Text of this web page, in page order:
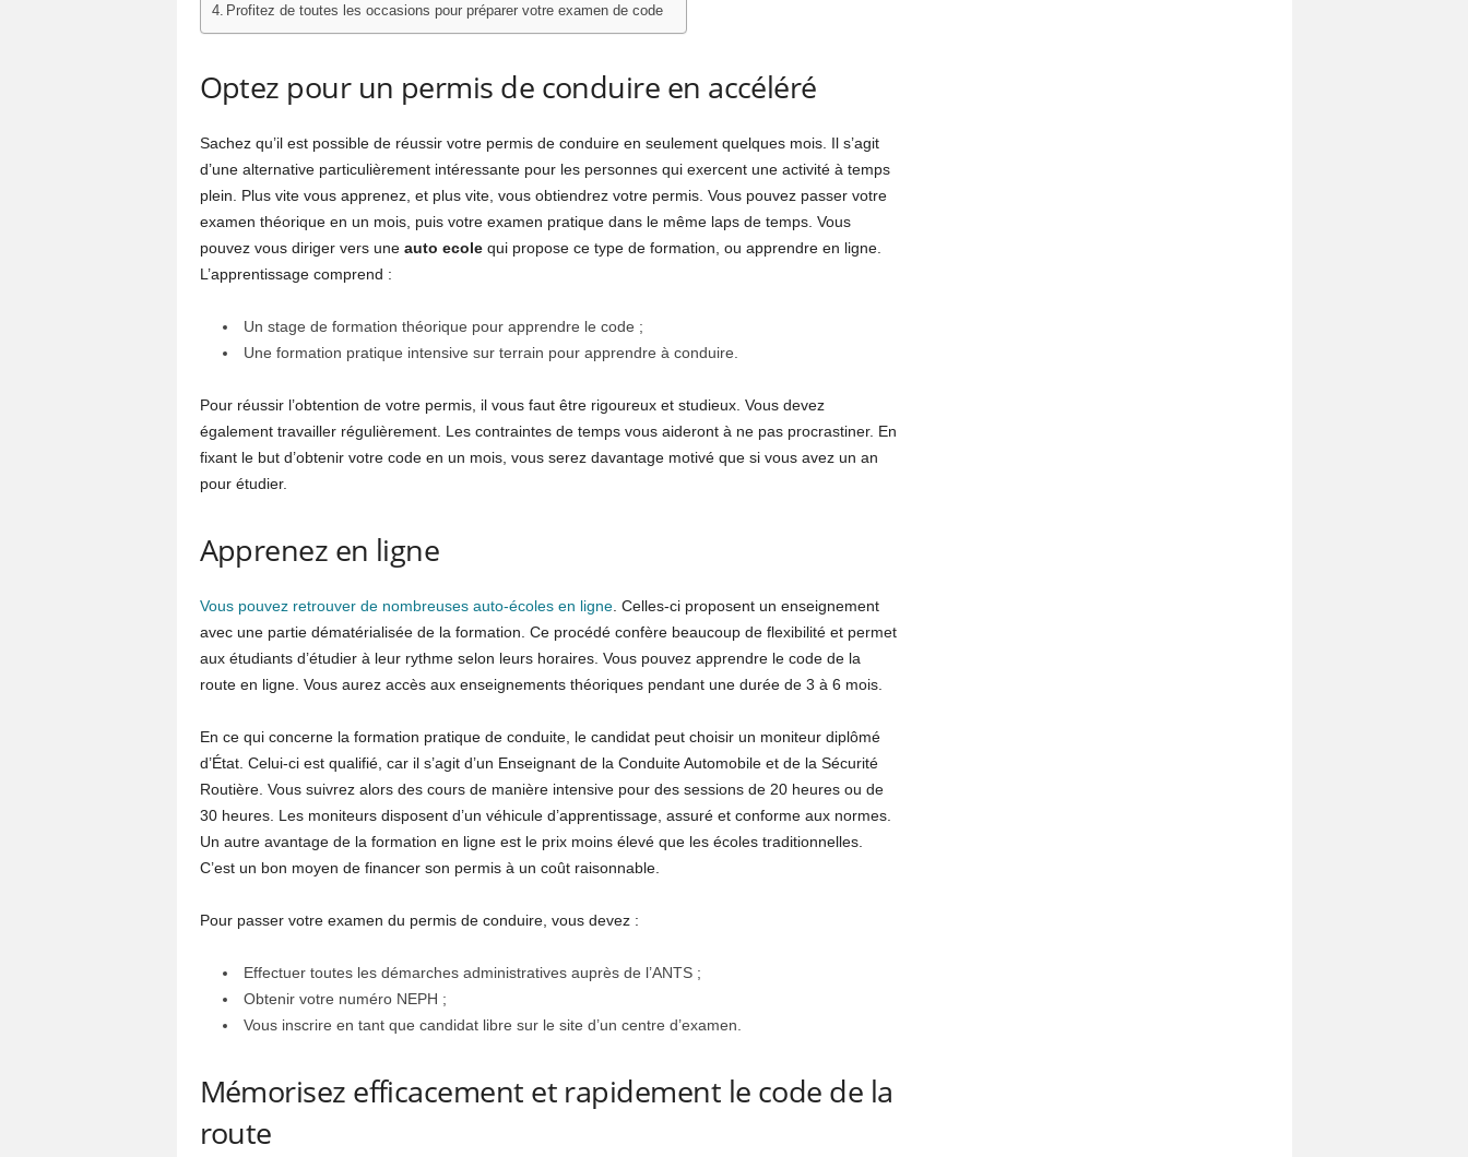
Profitez de toutes les occasions pour préparer votre examen de code
Optez pour un permis de conduire en accéléré
Sachez qu’il est possible de réussir votre permis de conduire en seulement quelques mois. Il s’agit
d’une alternative particulièrement intéressante pour les personnes qui exercent une activité à temps
plein. Plus vite vous apprenez, et plus vite, vous obtiendrez votre permis. Vous pouvez passer votre
examen théorique en un mois, puis votre examen pratique dans le même laps de temps. Vous
pouvez vous diriger vers une auto ecolequi propose ce type de formation, ou apprendre en ligne.
L’apprentissage comprend :
Un stage de formation théorique pour apprendre le code ;
Une formation pratique intensive sur terrain pour apprendre à conduire.
Pour réussir l’obtention de votre permis, il vous faut être rigoureux et studieux. Vous devez
également travailler régulièrement. Les contraintes de temps vous aideront à ne pas procrastiner. En
fixant le but d’obtenir votre code en un mois, vous serez davantage motivé que si vous avez un an
pour étudier.
Apprenez en ligne
Vous pouvez retrouver de nombreuses auto-écoles en ligne. Celles-ci proposent un enseignement
avec une partie dématérialisée de la formation. Ce procédé confère beaucoup de flexibilité et permet
aux étudiants d’étudier à leur rythme selon leurs horaires. Vous pouvez apprendre le code de la
route en ligne. Vous aurez accès aux enseignements théoriques pendant une durée de 3 à 6 mois.
En ce qui concerne la formation pratique de conduite, le candidat peut choisir un moniteur diplômé
d’État. Celui-ci est qualifié, car il s’agit d’un Enseignant de la Conduite Automobile et de la Sécurité
Routière. Vous suivrez alors des cours de manière intensive pour des sessions de 20 heures ou de
30 heures. Les moniteurs disposent d’un véhicule d’apprentissage, assuré et conforme aux normes.
Un autre avantage de la formation en ligne est le prix moins élevé que les écoles traditionnelles.
C’est un bon moyen de financer son permis à un coût raisonnable.
Pour passer votre examen du permis de conduire, vous devez :
Effectuer toutes les démarches administratives auprès de l’ANTS ;
Obtenir votre numéro NEPH ;
Vous inscrire en tant que candidat libre sur le site d’un centre d’examen.
Mémorisez efficacement et rapidement le code de la
route